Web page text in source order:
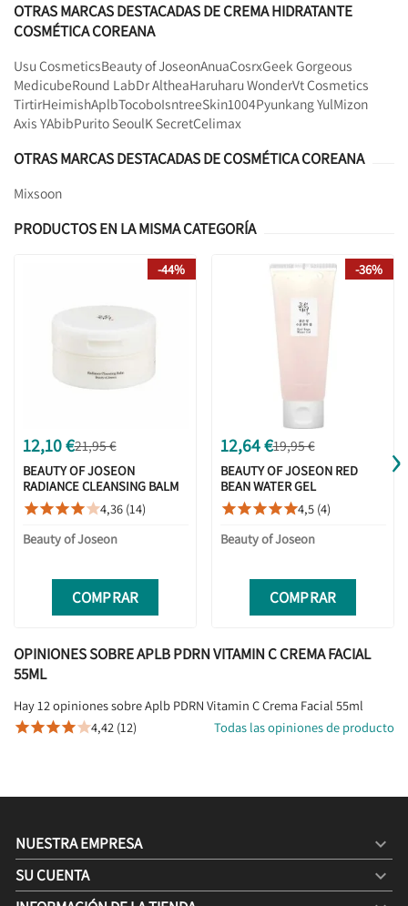
OTRAS MARCAS DESTACADAS DE CREMA HIDRATANTE
COSMÉTICA COREANA
Usu CosmeticsBeauty of JoseonAnuaCosrxGeek Gorgeous
MedicubeRound LabDr AltheaHaruharu WonderVt Cosmetics
TirtirHeimishAplbTocoboIsntreeSkin1004Pyunkang YulMizon
Axis YAbibPurito SeoulK SecretCelimax
OTRAS MARCAS DESTACADAS DE COSMÉTICA COREANA
Mixsoon
PRODUCTOS EN LA MISMA CATEGORÍA
12,10 €21,95 €
BEAUTY OF JOSEON
RADIANCE CLEANSING BALM
100ML
4,36 (14)
Beauty of Joseon
COMPRAR
-44%
12,64 €19,95 €
BEAUTY OF JOSEON RED
BEAN WATER GEL
LIGHTWEIGHT GEL CREMA
ROSTRO 100ML
4,5 (4)
Beauty of Joseon
COMPRAR
-36%
›
OPINIONES SOBRE APLB PDRN VITAMIN C CREMA FACIAL
55ML
Hay 12 opiniones sobre Aplb PDRN Vitamin C Crema Facial 55ml
4,42 (12) Todas las opiniones de producto
NUESTRA EMPRESA 
SU CUENTA 